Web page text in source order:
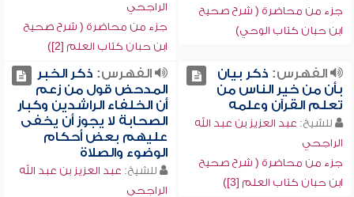
جزء من محاضرة ( شرح صحيح
ابن حبان كتاب الوحي)
الراجحي
جزء من محاضرة ( شرح صحيح
ابن حبان كتاب العلم [2])
الفهرس: ذكر بيان
بأن من خير الناس من
تعلم القرآن وعلمه
للشيخ: عبد العزيز بن عبد الله
الراجحي
جزء من محاضرة ( شرح صحيح
ابن حبان كتاب العلم [3])
الفهرس: ذكر الخبر
المدحض قول من زعم
أن الخلفاء الراشدين وكبار
الصحابة لا يجوز أن يخفى
عليهم بعض أحكام
الوضوء والصلاة
للشيخ: عبد العزيز بن عبد الله
الراجحي